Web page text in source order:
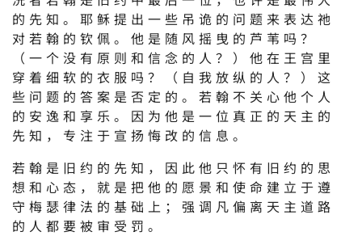
的先知。耶稣提出一些吊诡的问题来表达祂
对若翰的钦佩。他是随风摇曳的芦苇吗？
（一个没有原则和信念的人？）他在王宫里
穿着细软的衣服吗？（自我放纵的人？）这
些问题的答案是否定的。若翰不关心他个人
的安逸和享乐。因为他是一位真正的天主的
先知，专注于宣扬悔改的信息。
若翰是旧约的先知，因此他只怀有旧约的思
想和心态，就是把他的愿景和使命建立于遵
守梅瑟律法的基础上；强调凡偏离天主道路
的人都要被审受罚。